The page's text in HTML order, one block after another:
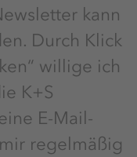
kann
Durch Klick
willige ich
K+S
E-Mail-
regelmäßig